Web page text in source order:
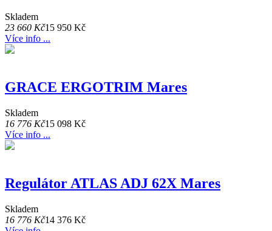
Skladem
23 660 Kč15 950 Kč
Více info ...
GRACE ERGOTRIM Mares
Skladem
16 776 Kč15 098 Kč
Více info ...
Regulátor ATLAS ADJ 62X Mares
Skladem
16 776 Kč14 376 Kč